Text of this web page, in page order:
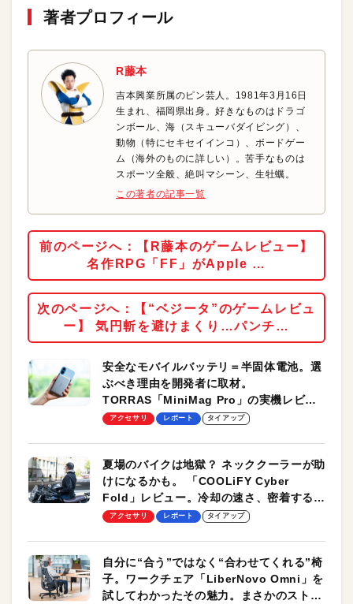
著者プロフィール
R藤本
吉本興業所属のピン芸人。1981年3月16日
生まれ、福岡県出身。好きなものはドラゴ
ンボール、海（スキューバダイビング）、
動物（特にセキセイインコ）、ボードゲー
ム（海外のものに詳しい）。苦手なものは
スポーツ全般、絶叫マシーン、生牡蠣。
この著者の記事一覧
前のページへ：【R藤本のゲームレビュー】
名作RPG「FF」がApple …
次のページへ：【“ベジータ”のゲームレビュ
ー】 気円斬を避けまくり…パンチ…
安全なモバイルバッテリ＝半固体電池。選
ぶべき理由を開発者に取材。
TORRAS「MiniMag Pro」の実機レビュ
ーも
アクセサリ レポート タイアップ
夏場のバイクは地獄？ ネッククーラーが助
けになるかも。 「COOLiFY Cyber
Fold」レビュー。冷却の速さ、密着する冷
却プレート、シンプルな操作性がグッド！
アクセサリ レポート タイアップ
自分に“合う”ではなく“合わせてくれる”椅
子。ワークチェア「LiberNovo Omni」を
試してわかったその魅力。まさかのストレ